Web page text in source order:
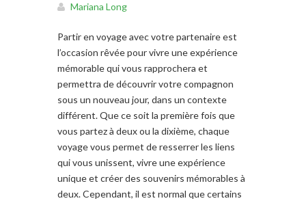
Mariana Long
Partir en voyage avec votre partenaire est
l’occasion rêvée pour vivre une expérience
mémorable qui vous rapprochera et
permettra de découvrir votre compagnon
sous un nouveau jour, dans un contexte
différent. Que ce soit la première fois que
vous partez à deux ou la dixième, chaque
voyage vous permet de resserrer les liens
qui vous unissent, vivre une expérience
unique et créer des souvenirs mémorables à
deux. Cependant, il est normal que certains